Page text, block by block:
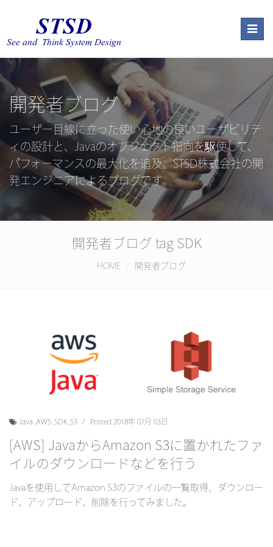
開発者ブログ
ユーザー目線に立った使い心地の良いユーザビリテ
ィの設計と、Javaのオブジェクト指向を駆使して、
パフォーマンスの最大化を追及。STSD株式会社の開
発エンジニアによるブログです。
開発者ブログ tag SDK
HOME 開発者ブログ
Java ,AWS,SDK,S3 Posted 2018年 07月 03日
[AWS] JavaからAmazon S3に置かれたファ
イルのダウンロードなどを行う
Javaを使用してAmazon S3のファイルの一覧取得、ダウンロー
ド、アップロード、削除を行ってみました。